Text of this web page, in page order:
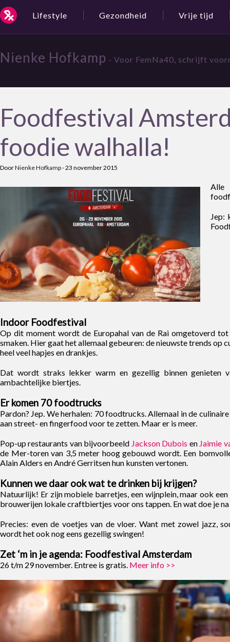
Lifestyle Gezondheid Vrije tijd
Nienke Hofkamp - Voor FemNa40, schrijft
Foodfestival
foodie walhalla!
DoorNienke Hofkamp-23 november 2015
Alle
Jep:
Indoor Foodfestival
Op dit moment wordt de Europahal van de Rai omgetoverd
smaken. Hier gaat het allemaal gebeuren: de nieuwste trends op
heel veel hapjes en drankjes.
Dat wordt straks lekker warm en gezellig binnen genieten
ambachtelijke biertjes.
Er komen 70 foodtrucks
Pardon? Jep. We herhalen: 70 foodtrucks. Allemaal in de
aan street- en fingerfood voor te zetten. Maar er is meer.
Pop-up restaurants van bijvoorbeeld Jackson Dubois en Jaimie
de Mer-toren van 3,5 meter hoog gebouwd wordt. Een
Alain Alders en André Gerritsen hun kunsten vertonen.
Kunnen we daar ook wat te drinken bij krijgen?
Natuurlijk! Er zijn mobiele barretjes, een wijnplein, maar ook
brouwerijen lokale craftbiertjes voor ons tappen. En wat doe je
Precies: even de voetjes van de vloer. Want met zowel jazz,
wordt het ook nog eens gezellig swingen!
Zet ‘m in je agenda: Foodfestival Amsterdam
26 t/m 29 november. Entree is gratis. Meer info >>